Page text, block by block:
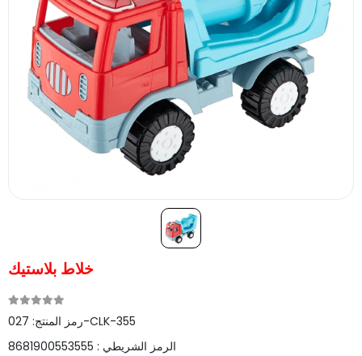
خلاط بلاستيك
رمز المنتج:027-CLK-355
الرمز الشريطي : 8681900553555